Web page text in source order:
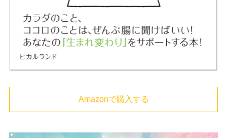
Amazonで購入する